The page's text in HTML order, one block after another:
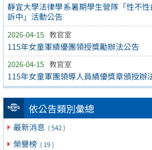
靜宜大學法律學系暑期學生營隊「性不
訴中」活動公告
2026-04-15 教官室
115年女童軍績優團領授獎勵辦法公告
2026-04-15 教官室
115年女童軍團領導人員績優獎章頒授辦
依公告類別彙總
最新消息 ( 542 )
榮譽榜 ( 19 )